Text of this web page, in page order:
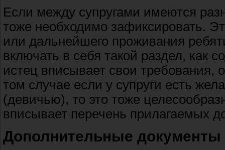
Если между супругами имеются
тоже необходимо зафиксировать.
или дальнейшего проживания
включать в себя такой раздел, как
истец вписывает свои требования,
том случае если у супруги есть
(девичью), то это тоже
вписывает перечень прилагаемых
Дополнительные документы